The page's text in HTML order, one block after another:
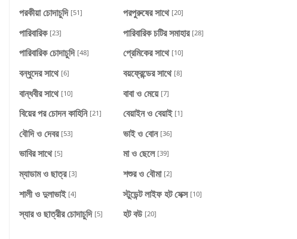
পরকীয়া চোদাচুদি [51] পরপুরুষের সাথে [20]
পারিবারিক [23] পারিবারিক চটির সমাহার [28]
পারিবারিক চোদাচুদি [48] প্রেমিকের সাথে [10]
বন্ধুদের সাথে [6] বয়ফ্রেন্ডের সাথে [8]
বান্ধবীর সাথে [10] বাবা ও মেয়ে [7]
বিয়ের পর চোদন কাহিনি [21] বেয়াইন ও বেয়াই [1]
বৌদি ও দেবর [53] ভাই ও বোন [36]
ভাবির সাথে [5] মা ও ছেলে [39]
ম্যাডাম ও ছাত্র [3] শশুর ও বৌমা [2]
শালী ও দুলাভাই [4] স্টুডেন্ট লাইফ হট সেক্স [10]
স্যার ও ছাত্রীর চোদাচুদি [5] হট বউ [20]